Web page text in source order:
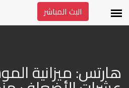
البث المباشر